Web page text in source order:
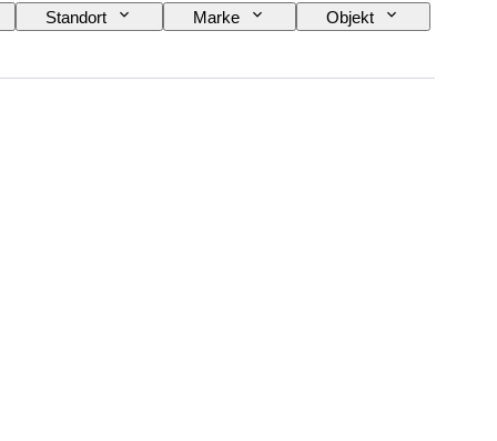
Standort Marke
Objekt